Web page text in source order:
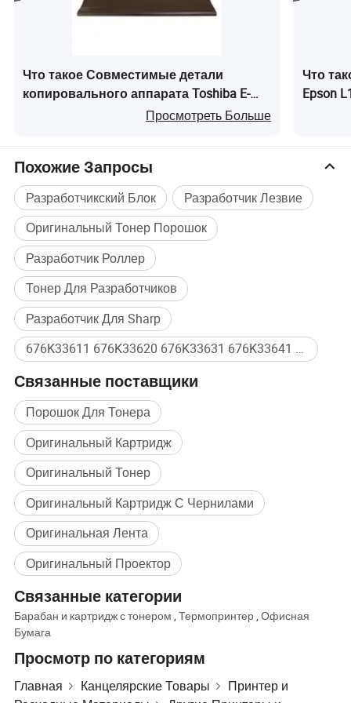
Что такое Совместимые детали
копировального аппарата Toshiba E-
Studio 557 657 757 857 556 756 856 853
Просмотреть Больше
Что
Epson
Похожие Запросы
Разработчикский Блок
Разработчик Лезвие
Оригинальный Тонер Порошок
Разработчик Роллер
Тонер Для Разработчиков
Разработчик Для Sharp
676K33611 676K33620 676K33631 676K33641 Origi Массовая покупка
Связанные поставщики
Порошок Для Тонера
Оригинальный Картридж
Оригинальный Тонер
Оригинальный Картридж С Чернилами
Оригинальная Лента
Оригинальный Проектор
Связанные категории
Барабан и картридж с тонером ,Термопринтер,Офисная
Бумага
Просмотр по категориям
Главная Канцелярские Товары
Принтер и